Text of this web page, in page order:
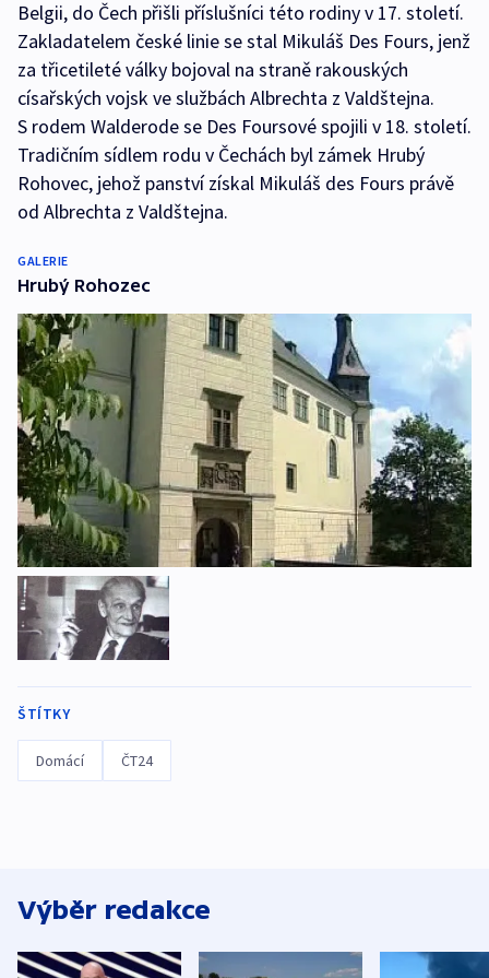
Belgii, do Čech přišli příslušníci této rodiny v 17. století.
Zakladatelem české linie se stal Mikuláš Des Fours, jenž
za třicetileté války bojoval na straně rakouských
císařských vojsk ve službách Albrechta z Valdštejna.
S rodem Walderode se Des Foursové spojili v 18. století.
Tradičním sídlem rodu v Čechách byl zámek Hrubý
Rohovec, jehož panství získal Mikuláš des Fours právě
od Albrechta z Valdštejna.
GALERIE
Hrubý Rohozec
ŠTÍTKY
Domácí ČT24
Výběr redakce